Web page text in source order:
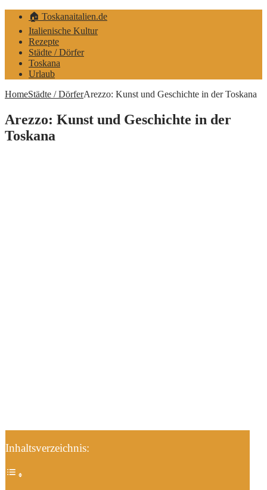
🏠 Toskanaitalien.de
Italienische Kultur
Rezepte
Städte / Dörfer
Toskana
Urlaub
HomeStädte / DörferArezzo: Kunst und Geschichte in der Toskana
Arezzo: Kunst und Geschichte in der
Toskana
Inhaltsverzeichnis: